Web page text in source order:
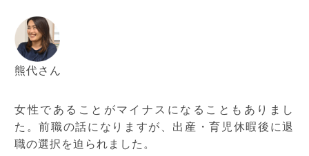
熊代さん
女性であることがマイナスになることもありまし
た。前職の話になりますが、出産・育児休暇後に退
職の選択を迫られました。